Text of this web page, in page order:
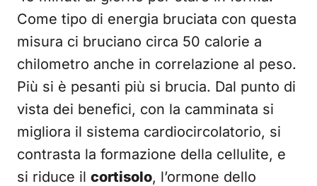
Come tipo di energia bruciata con questa
misura ci bruciano circa 50 calorie a
chilometro anche in correlazione al peso.
Più si è pesanti più si brucia. Dal punto di
vista dei benefici, con la camminata si
migliora il sistema cardiocircolatorio, si
contrasta la formazione della cellulite, e
si riduce il cortisolo, l’ormone dello